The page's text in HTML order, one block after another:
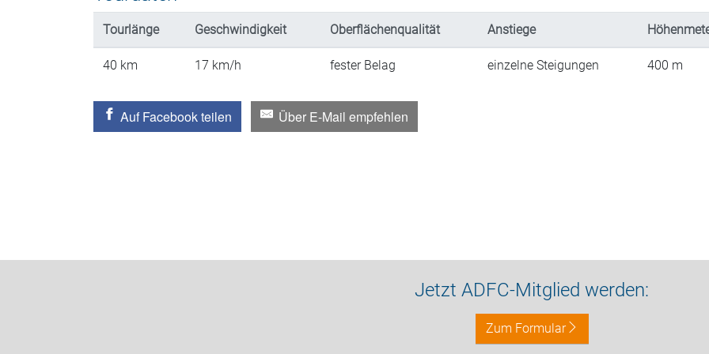
Tourlänge Geschwindigkeit Oberflächenqualität Anstiege
40 km 17 km/h fester Belag einzelne Steigungen 400 m
Auf Facebook teilen Über E-Mail empfehlen
Jetzt ADFC-Mitglied werden:
Zum Formular